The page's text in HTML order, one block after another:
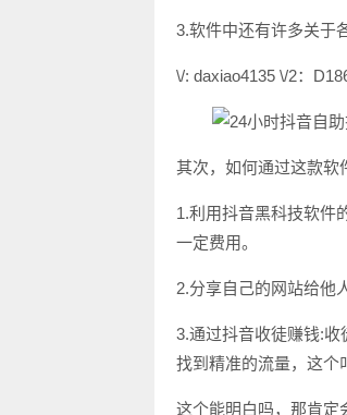
3.软件中还有许多关于
\/: daxiao4135 \/2：
其次，如何通过这款软
1.利用抖音黑科技软件
一定费用。
2.分享自己的网站给他
3.通过抖音收徒赚钱:
找到精准的流量，这个
这个能明白吗，那肯定